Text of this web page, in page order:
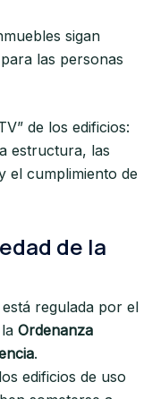
sigan
las personas
de los edificios:
estructura, las
el cumplimiento de
de la
regulada por el
Ordenanza
.
edificios de uso